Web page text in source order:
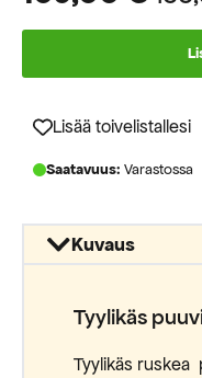
oli:
155,00 €.
Nykyinen
on:
109,00 €.
Lisää toivelistallesi
Saatavuus: Varastossa
Kuvaus
Tyylikäs
Tyylikäs ruskea